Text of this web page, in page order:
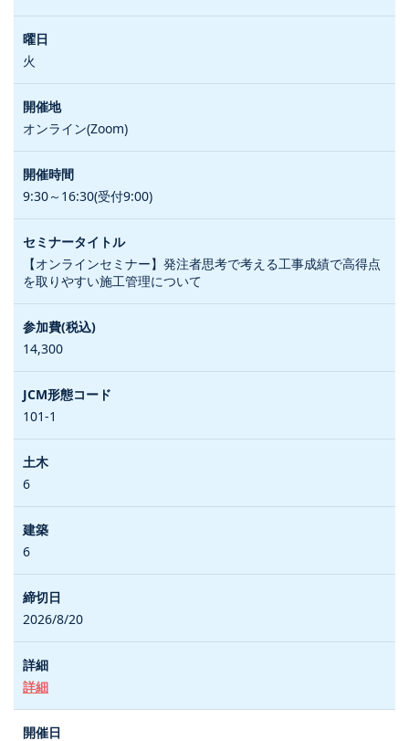
火
オンライン(Zoom)
9:30～16:30(受付9:00)
【オンラインセミナー】発注者思考で考える工事成績で高得点
を取りやすい施工管理について
14,300
101-1
6
6
2026/8/20
詳細